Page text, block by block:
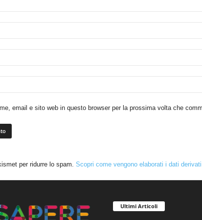
email e sito web in questo browser per la prossima volta che
per ridurre lo spam. Scopri come vengono elaborati i dati
Ultimi Articoli